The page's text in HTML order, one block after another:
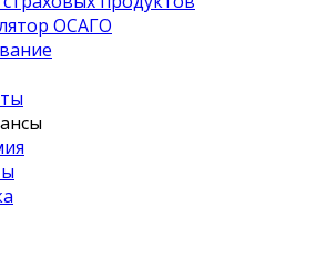
ОСАГО